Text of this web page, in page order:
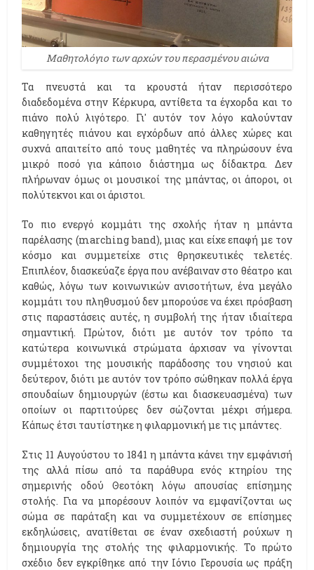
Μαθητολόγιο των αρχών του περασμένου αιώνα
Τα πνευστά και τα κρουστά ήταν περισσότερο
διαδεδομένα στην Κέρκυρα, αντίθετα τα έγχορδα και το
πιάνο πολύ λιγότερο. Γι' αυτόν τον λόγo καλούνταν
καθηγητές πιάνου και εγχόρδων από άλλες χώρες και
συχνά απαιτείτο από τους μαθητές να πληρώσουν ένα
μικρό ποσό για κάποιο διάστημα ως δίδακτρα. Δεν
πλήρωναν όμως οι μουσικοί της μπάντας, οι άποροι, οι
πολύτεκνοι και οι άριστοι.
Το πιο ενεργό κομμάτι της σχολής ήταν η μπάντα
παρέλασης (marching band), μιας και είχε επαφή με τον
κόσμο και συμμετείχε στις θρησκευτικές τελετές.
Eπιπλέον, διασκεύαζε έργα που ανέβαιναν στο θέατρο και
καθώς, λόγω των κοινωνικών ανισοτήτων, ένα μεγάλο
κομμάτι του πληθυσμού δεν μπορούσε να έχει πρόσβαση
στις παραστάσεις αυτές, η συμβολή της ήταν ιδιαίτερα
σημαντική. Πρώτον, διότι με αυτόν τον τρόπο τα
κατώτερα κοινωνικά στρώματα άρχισαν να γίνονται
συμμέτοχοι της μουσικής παράδοσης του νησιού και
δεύτερον, διότι με αυτόν τον τρόπο σώθηκαν πολλά έργα
σπουδαίων δημιουργών (έστω και διασκευασμένα) των
οποίων οι παρτιτούρες δεν σώζονται μέχρι σήμερα.
Κάπως έτσι ταυτίστηκε η φιλαρμονική με τις μπάντες.
Στις 11 Αυγούστου το 1841 η μπάντα κάνει την εμφάνισή
της αλλά πίσω από τα παράθυρα ενός κτηρίου της
σημερινής οδού Θεοτόκη λόγω απουσίας επίσημης
στολής. Για να μπορέσουν λοιπόν να εμφανίζονται ως
σώμα σε παράταξη και να συμμετέχουν σε επίσημες
εκδηλώσεις, ανατίθεται σε έναν σχεδιαστή ρούχων η
δημιουργία της στολής της φιλαρμονικής. Το πρώτο
σχέδιο δεν εγκρίθηκε από την Ιόνιο Γερουσία ως πράξη